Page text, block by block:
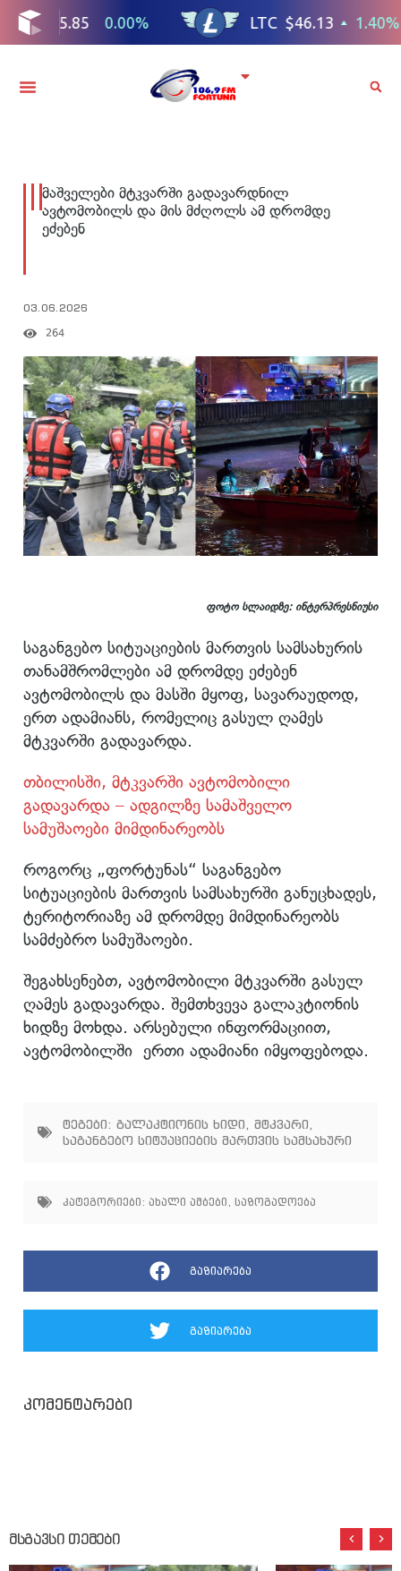
მაშველები მტკვარში გადავარდნილ
ავტომობილს და მის მძღოლს ამ დრომდე
ეძებენ
03.06.2026
264
ფოტო სლაიდზე: ინტერპრესნიუსი
საგანგებო სიტუაციების მართვის სამსახურის
თანამშრომლები ამ დრომდე ეძებენ
ავტომობილს და მასში მყოფ, სავარაუდოდ,
ერთ ადამიანს, რომელიც გასულ ღამეს
მტკვარში გადავარდა.
თბილისში, მტკვარში ავტომობილი
გადავარდა – ადგილზე სამაშველო
სამუშაოები მიმდინარეობს
როგორც „ფორტუნას“ საგანგებო
სიტუაციების მართვის სამსახურში განუცხადეს,
ტერიტორიაზე ამ დრომდე მიმდინარეობს
სამძებრო სამუშაოები.
შეგახსენებთ, ავტომობილი მტკვარში გასულ
ღამეს გადავარდა. შემთხვევა გალაკტიონის
ხიდზე მოხდა. არსებული ინფორმაციით,
ავტომობილში ერთი ადამიანი იმყოფებოდა.
ტეგები: გალაკტიონის ხიდი მტკვარი
საგანგებო სიტუაციების მართვის სამსახური
კატეგორიები: ახალი ამბები , საზოგადოება
გაზიარება
გაზიარება
კომენტარები
მსგავსი თემები